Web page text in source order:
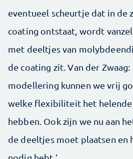
eventueel scheurtje dat in de
coating ontstaat, wordt
met deeltjes van
de coating zit. Van der Zwaag:
modellering kunnen we vrij
welke flexibiliteit het
hebben. Ook zijn we nu aan
de deeltjes moet plaatsen en